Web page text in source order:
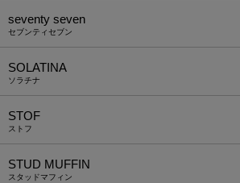
seventy seven
セブンティセブン
SOLATINA
ソラチナ
STOF
ストフ
STUD MUFFIN
スタッドマフィン